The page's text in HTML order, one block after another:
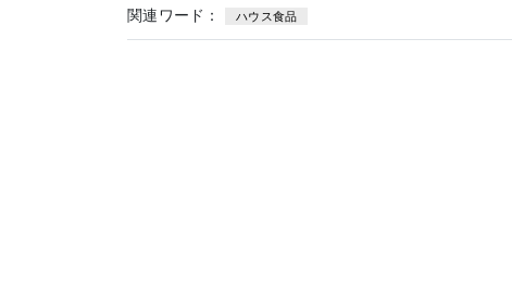
関連ワード： ハウス食品